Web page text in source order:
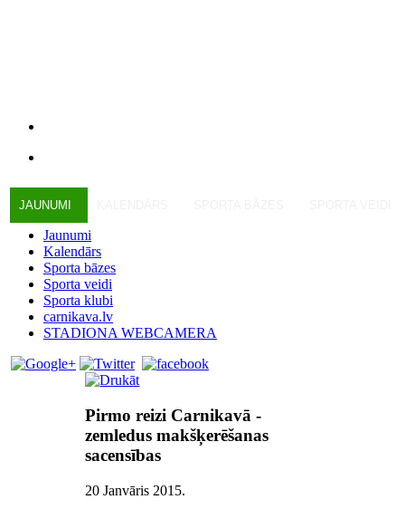
JAUNUMI
Jaunumi
Kalendārs
Sporta bāzes
Sporta veidi
Sporta klubi
carnikava.lv
STADIONA WEBCAMERA
Pirmo reizi Carnikavā -
zemledus makšķerēšanas
sacensības
20 Janvāris 2015.